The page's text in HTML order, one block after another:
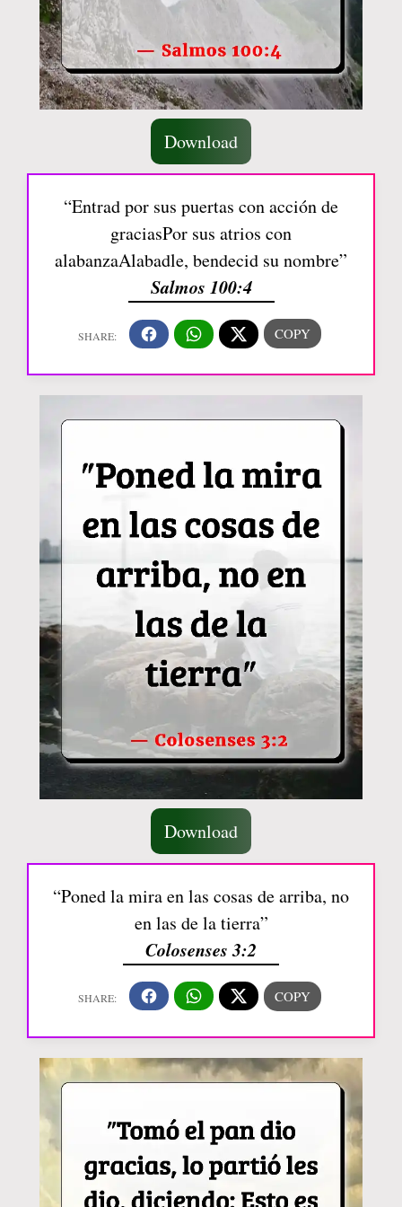
Download
“Entrad por sus puertas con acción de
graciasPor sus atrios con
alabanzaAlabadle, bendecid su nombre”
Salmos 100:4
Download
“Poned la mira en las cosas de arriba, no
en las de la tierra”
Colosenses 3:2